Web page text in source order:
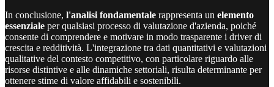
In conclusione, l'analisi fondamentale rappresenta un elemento
essenziale per qualsiasi processo di valutazione d'azienda, poiché
consente di comprendere e motivare in modo trasparente i driver di
crescita e redditività. L'integrazione tra dati quantitativi e valutazioni
qualitative del contesto competitivo, con particolare riguardo alle
risorse distintive e alle dinamiche settoriali, risulta determinante per
ottenere stime di valore affidabili e sostenibili.